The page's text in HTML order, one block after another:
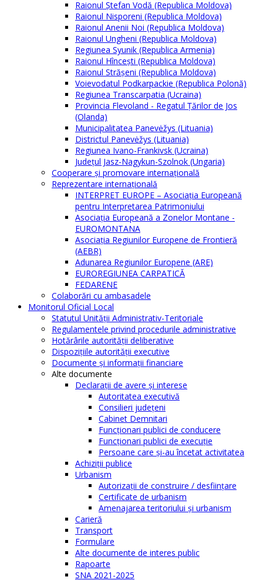
Raionul Ștefan Vodă (Republica Moldova)
Raionul Nisporeni (Republica Moldova)
Raionul Anenii Noi (Republica Moldova)
Raionul Ungheni (Republica Moldova)
Regiunea Syunik (Republica Armenia)
Raionul Hîncești (Republica Moldova)
Raionul Străşeni (Republica Moldova)
Voievodatul Podkarpackie (Republica Polonă)
Regiunea Transcarpatia (Ucraina)
Provincia Flevoland - Regatul Ţărilor de Jos
(Olanda)
Municipalitatea Panevėžys (Lituania)
Districtul Panevėžys (Lituania)
Regiunea Ivano-Frankivsk (Ucraina)
Judeţul Jasz-Nagykun-Szolnok (Ungaria)
Cooperare şi promovare internaţională
Reprezentare internaţională
INTERPRET EUROPE – Asociația Europeană
pentru Interpretarea Patrimoniului
Asociația Europeană a Zonelor Montane -
EUROMONTANA
Asociația Regiunilor Europene de Frontieră
(AEBR)
Adunarea Regiunilor Europene (ARE)
EUROREGIUNEA CARPATICĂ
FEDARENE
Colaborări cu ambasadele
Monitorul Oficial Local
Statutul Unităţii Administrativ-Teritoriale
Regulamentele privind procedurile administrative
Hotărârile autorităţii deliberative
Dispoziţiile autorităţii executive
Documente şi informaţii financiare
Alte documente
Declaraţii de avere şi interese
Autoritatea executivă
Consilieri judeţeni
Cabinet Demnitari
Funcţionari publici de conducere
Funcționari publici de execuție
Persoane care şi-au încetat activitatea
Achiziţii publice
Urbanism
Autorizații de construire / desființare
Certificate de urbanism
Amenajarea teritoriului şi urbanism
Carieră
Transport
Formulare
Alte documente de interes public
Rapoarte
SNA 2021-2025